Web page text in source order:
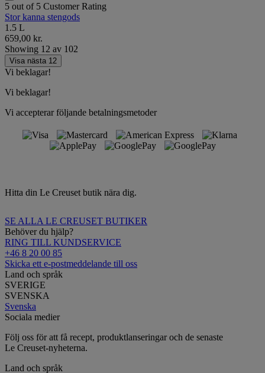
5 out of 5 Customer Rating
Stor kanna stengods
1.5 L
659,00 kr.
Showing 12 av 102
Visa nästa 12
Vi beklagar!
Vi beklagar!
Vi accepterar följande betalningsmetoder
Hitta din Le Creuset butik nära dig.
SE ALLA LE CREUSET BUTIKER
Behöver du hjälp?
RING TILL KUNDSERVICE
+46 8 20 00 85
Skicka ett e-postmeddelande till oss
Land och språk
SVERIGE
SVENSKA
Svenska
Sociala medier
Följ oss för att få recept, produktlanseringar och de senaste
Le Creuset-nyheterna.
Land och språk